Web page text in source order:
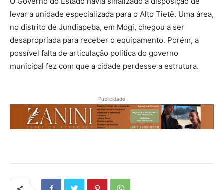
levar a unidade especializada para o Alto Tietê. Uma área,
no distrito de Jundiapeba, em Mogi, chegou a ser
desapropriada para receber o equipamento. Porém, a
possível falta de articulação política do governo
municipal fez com que a cidade perdesse a estrutura.
Publicidade